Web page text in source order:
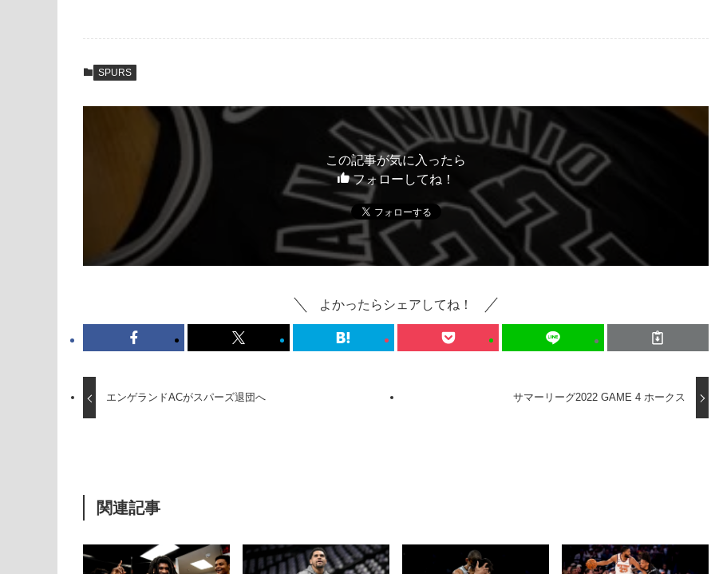
SPURS
この記事が気に入ったら
フォローしてね！
よかったらシェアしてね！
エンゲランドACがスパーズ退団へ サマーリーグ2022 GAME 4 ホークス
関連記事